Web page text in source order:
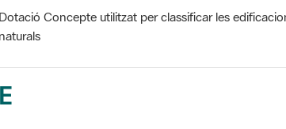
Dotació Concepte utilitzat per classificar les
naturals
E